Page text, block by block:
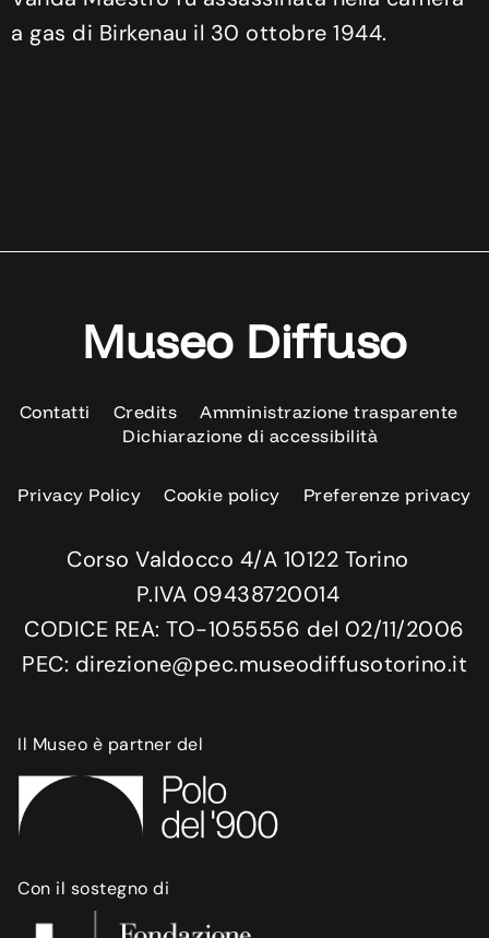
a gas di Birkenau il 30 ottobre 1944.
Museo Diffuso
Contatti Credits
Amministrazione trasparente
Dichiarazione di accessibilità
Privacy Policy Cookie policy Preferenze privacy
Corso Valdocco 4/A 10122 Torino
P.IVA 09438720014
CODICE REA: TO-1055556 del 02/11/2006
PEC: direzione@pec.museodiffusotorino.it
Il Museo è partner del
Con il sostegno di